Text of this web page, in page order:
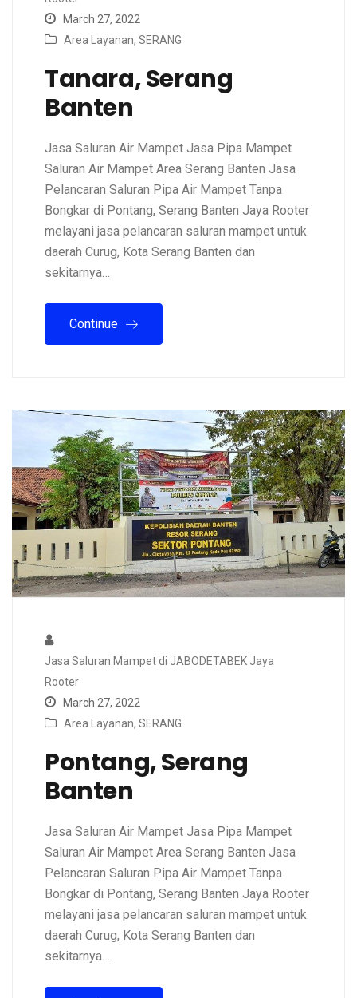
March 27, 2022
Area Layanan, SERANG
Tanara, Serang
Banten
Jasa Saluran Air Mampet Jasa Pipa Mampet
Saluran Air Mampet Area Serang Banten Jasa
Pelancaran Saluran Pipa Air Mampet Tanpa
Bongkar di Pontang, Serang Banten Jaya Rooter
melayani jasa pelancaran saluran mampet untuk
daerah Curug, Kota Serang Banten dan
sekitarnya…
Continue
Jasa Saluran Mampet di JABODETABEK Jaya
Rooter
March 27, 2022
Area Layanan, SERANG
Pontang, Serang
Banten
Jasa Saluran Air Mampet Jasa Pipa Mampet
Saluran Air Mampet Area Serang Banten Jasa
Pelancaran Saluran Pipa Air Mampet Tanpa
Bongkar di Pontang, Serang Banten Jaya Rooter
melayani jasa pelancaran saluran mampet untuk
daerah Curug, Kota Serang Banten dan
sekitarnya…